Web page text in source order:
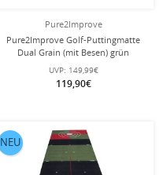
Pure2Improve
Pure2Improve Golf-Puttingmatte
Dual Grain (mit Besen) grün
70x335cm
UVP: 149,99€
119,90€
NEU